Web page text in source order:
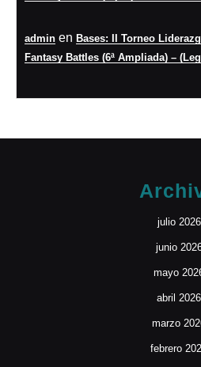
admin en Bases: II Torneo
Fantasy Battles (6ª Ampliada) –
julio 2026
junio
mayo
abril 2026
marzo
febrero